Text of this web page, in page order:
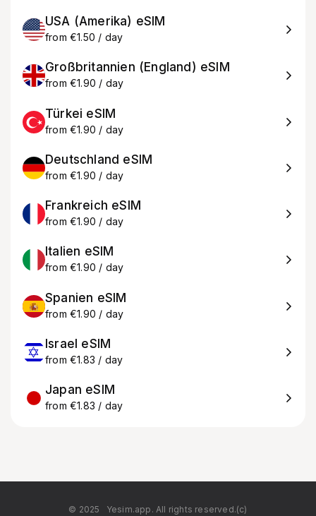
USA (Amerika) eSIM
from €1.50 / day
Großbritannien (England) eSIM
from €1.90 / day
Türkei eSIM
from €1.90 / day
Deutschland eSIM
from €1.90 / day
Frankreich eSIM
from €1.90 / day
Italien eSIM
from €1.90 / day
Spanien eSIM
from €1.90 / day
Israel eSIM
from €1.83 / day
Japan eSIM
from €1.83 / day
© 2025 Yesim.app. All rights reserved.(c)